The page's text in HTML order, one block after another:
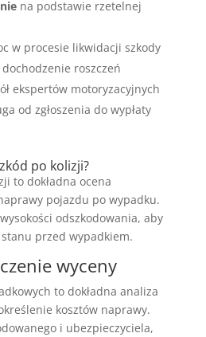
na podstawie rzetelnej
w procesie likwidacji szkody
roszczeń
ekspertów motoryzacyjnych
od zgłoszenia do wypłaty
po kolizji?
to dokładna ocena
pojazdu po wypadku.
odszkodowania, aby
przed wypadkiem.
wyceny
to dokładna analiza
kosztów naprawy.
i ubezpieczyciela,